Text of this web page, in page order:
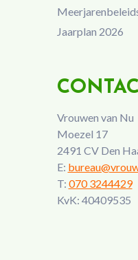
Jaarplan 2026
Vrouwen van Nu
Moezel 17
2491 CV Den
E:
T: 070 3244429
KvK: 40409535